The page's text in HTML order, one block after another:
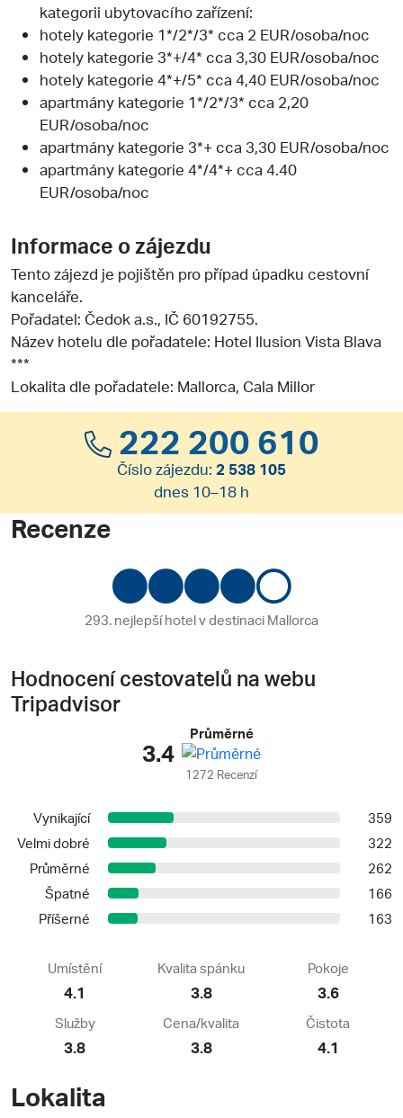
kategorii ubytovacího zařízení:
hotely kategorie 1*/2*/3* cca 2 EUR/osoba/noc
hotely kategorie 3*+/4* cca 3,30 EUR/osoba/noc
hotely kategorie 4*+/5* cca 4,40 EUR/osoba/noc
apartmány kategorie 1*/2*/3* cca 2,20
EUR/osoba/noc
apartmány kategorie 3*+ cca 3,30 EUR/osoba/noc
apartmány kategorie 4*/4*+ cca 4.40
EUR/osoba/noc
Informace o zájezdu
Tento zájezd je pojištěn pro případ úpadku cestovní
kanceláře.
Pořadatel: Čedok a.s., IČ 60192755.
Název hotelu dle pořadatele: Hotel Ilusion Vista Blava
***
Lokalita dle pořadatele: Mallorca, Cala Millor
222 200 610
Číslo zájezdu: 2 538 105
dnes 10–18 h
Recenze
293. nejlepší hotel v destinaci Mallorca
Hodnocení cestovatelů na webu
Tripadvisor
3.4
Průměrné
1272 Recenzí
Vynikající
359
Velmi dobré
322
Průměrné
262
Špatné
166
Příšerné
163
Umístění
4.1
Kvalita spánku
3.8
Pokoje
3.6
Služby
3.8
Cena/kvalita
3.8
Čistota
4.1
Lokalita